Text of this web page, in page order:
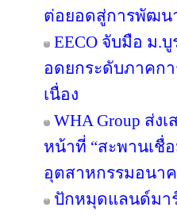
ต่อยอดสู่การพัฒน
EECO จับมือ ม.
อดยกระดับภาคก
เนื่อง
WHA Group ส่ง
หน้าที่ “สะพานเชื่
อุตสาหกรรมอนา
ปักหมุดแลนด์มา